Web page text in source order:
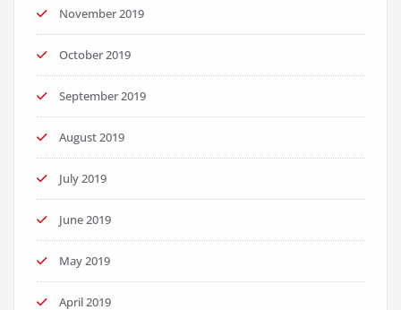
November 2019
October 2019
September 2019
August 2019
July 2019
June 2019
May 2019
April 2019